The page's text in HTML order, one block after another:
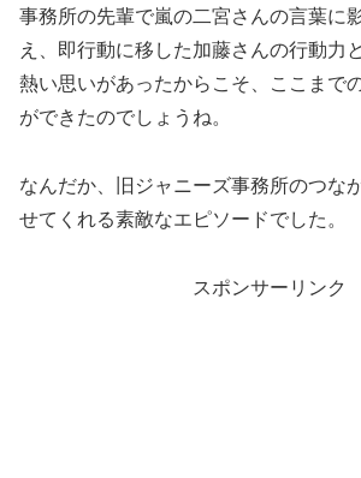
事務所の先輩で嵐の二宮さんの言葉に
え、即行動に移した加藤さんの行動力
熱い思いがあったからこそ、ここまで
ができたのでしょうね。
なんだか、旧ジャニーズ事務所のつな
せてくれる素敵なエピソードでした。
スポンサーリンク